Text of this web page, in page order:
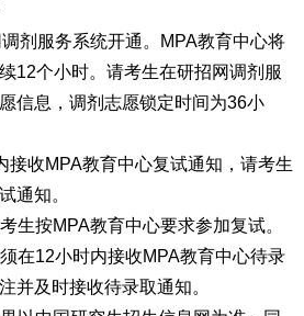
剂服务系统开通。MPA教育中心将
12个小时。请考生在研招网调剂服
信息，调剂志愿锁定时间为36小
接收MPA教育中心复试通知，请考生
通知。
生按MPA教育中心要求参加复试。
在12小时内接收MPA教育中心待录
并及时接收待录取通知。